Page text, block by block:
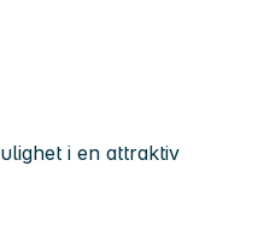
i en attraktiv